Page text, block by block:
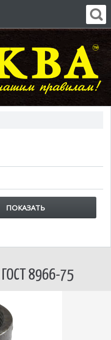
ПОКАЗАТЬ
8966-75